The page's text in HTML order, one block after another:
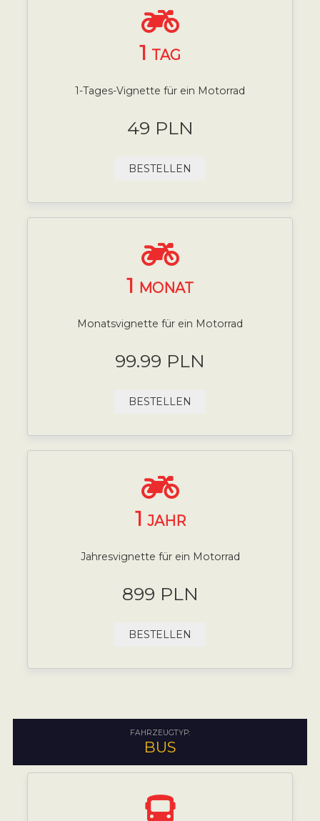
1 TAG
1-Tages-Vignette für ein Motorrad
49 PLN
BESTELLEN
1 MONAT
Monatsvignette für ein Motorrad
99.99 PLN
BESTELLEN
1 JAHR
Jahresvignette für ein Motorrad
899 PLN
BESTELLEN
FAHRZEUGTYP:
BUS